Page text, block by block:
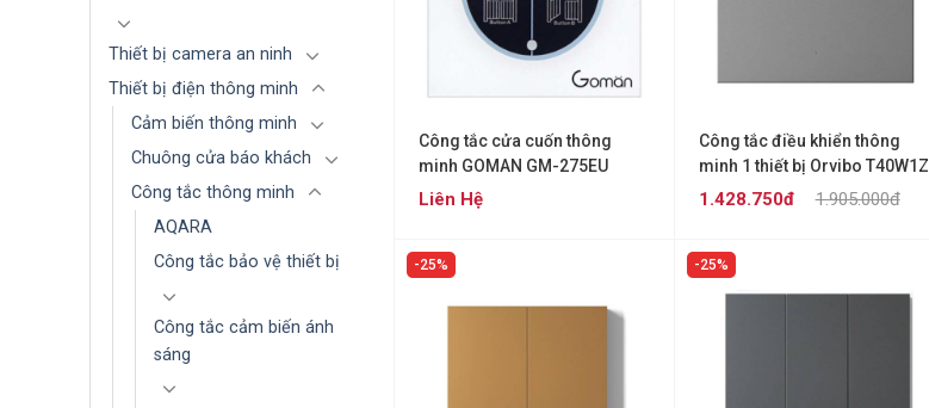
Thiết bị camera an ninh
Thiết bị điện thông minh
Cảm biến thông minh
Chuông cửa báo khách
Công tắc thông minh
AQARA
Công tắc bảo vệ thiết bị
Công tắc cảm biến ánh
sáng
Công tắc cửa cuốn thông
minh GOMAN GM-275EU
Liên Hệ
Công tắc điều khiển thông
minh 1 thiết bị Orvibo T40W1Z
1.905.000đ
1.428.750đ
25% 25%